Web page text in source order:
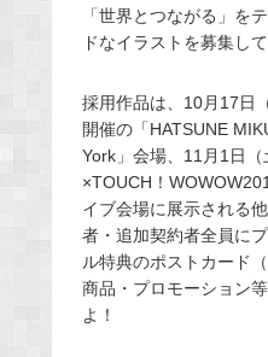
「世界とつながる」を
ドなイラストを募集し
採用作品は、10月17日
開催の「HATSUNE
York」会場、11月1日
×TOUCH！
イブ会場に展示される
者・追加契約者全員に
ル特典のポストカード
商品・プロモーション
よ！